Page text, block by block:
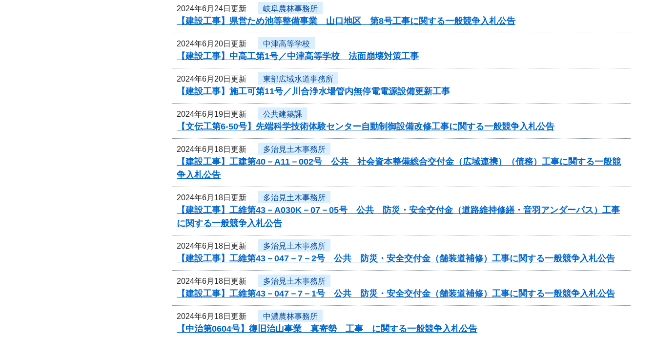
2024年6月24日更新 岐阜農林事務所
【建設工事】県営ため池等整備事業 山口地区 第8号工事に関する一般競争入札公告
2024年6月20日更新 中津高等学校
【建設工事】中高工第1号／中津高等学校 法面崩壊対策工事
2024年6月20日更新 東部広域水道事務所
【建設工事】施工可第11号／川合浄水場管内無停電電源設備更新工事
2024年6月19日更新 公共建築課
【文伝工第6-50号】先端科学技術体験センター自動制御設備改修工事に関する一般競争入札公告
2024年6月18日更新 多治見土木事務所
【建設工事】工建第40－A11－002号 公共 社会資本整備総合交付金（広域連携）（債務）工事に関する一般競
争入札公告
2024年6月18日更新 多治見土木事務所
【建設工事】工維第43－A030K－07－05号 公共 防災・安全交付金（道路維持修繕・音羽アンダーパス）工事
に関する一般競争入札公告
2024年6月18日更新 多治見土木事務所
【建設工事】工維第43－047－7－2号 公共 防災・安全交付金（舗装道補修）工事に関する一般競争入札公告
2024年6月18日更新 多治見土木事務所
【建設工事】工維第43－047－7－1号 公共 防災・安全交付金（舗装道補修）工事に関する一般競争入札公告
2024年6月18日更新 中濃農林事務所
【中治第0604号】復旧治山事業 真寄勢 工事 に関する一般競争入札公告